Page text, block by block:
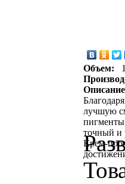
Объем:
лучшую
пигменты
точный и
Крем-